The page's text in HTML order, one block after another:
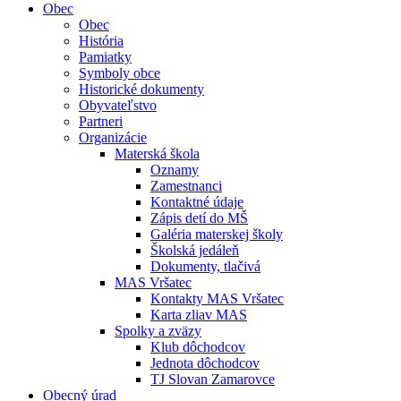
Obec
Obec
História
Pamiatky
Symboly obce
Historické dokumenty
Obyvateľstvo
Partneri
Organizácie
Materská škola
Oznamy
Zamestnanci
Kontaktné údaje
Zápis detí do MŠ
Galéria materskej školy
Školská jedáleň
Dokumenty, tlačivá
MAS Vršatec
Kontakty MAS Vršatec
Karta zliav MAS
Spolky a zväzy
Klub dôchodcov
Jednota dôchodcov
TJ Slovan Zamarovce
Obecný úrad